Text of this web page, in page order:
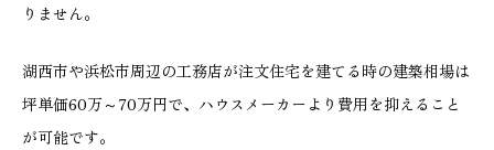
りません。
湖西市や浜松市周辺の工務店が注文住宅を建てる時の建築相場は
坪単価60万～70万円で、ハウスメーカーより費用を抑えること
が可能です。